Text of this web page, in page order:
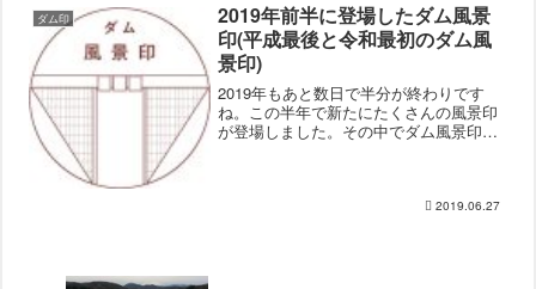
ダム印
2019年前半に登場したダム風景
印(平成最後と令和最初のダム風
景印)
2019年もあと数日で半分が終わりです
ね。この半年で新たにたくさんの風景印
が登場しました。その中でダム風景印は
2019.06.27